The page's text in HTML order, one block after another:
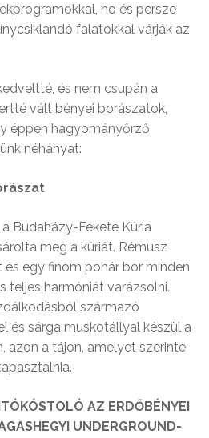
no és persze
falatokkal várják az
és nem csupán a
vált bényei borászatok,
éppen hagyományőrző
néhányat:
Budaházy-Fekete Kúria
meg a kúriát. Rémusz
és egy finom pohár bor minden
teljes harmóniát varázsolni.
származó
és sárga muskotállyal készül a
azon a tájon, amelyet szerinte
AZ ERDŐBÉNYEI
UNDERGROUND-